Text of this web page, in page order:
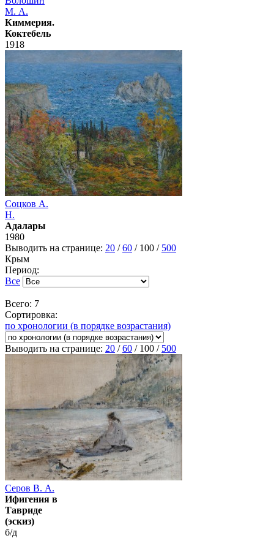
М. А.
Киммерия.
Коктебель
1918
Соцков А.
Н.
Адалары
1980
Выводить на странице: 20 /60 / 100 / 500
Крым
Период:
Все
Всего: 7
Сортировка:
по хронологии (в порядке возрастания)
Выводить на странице: 20 /60 / 100 / 500
Серов В. А.
Ифигения в
Тавриде
(эскиз)
б/д